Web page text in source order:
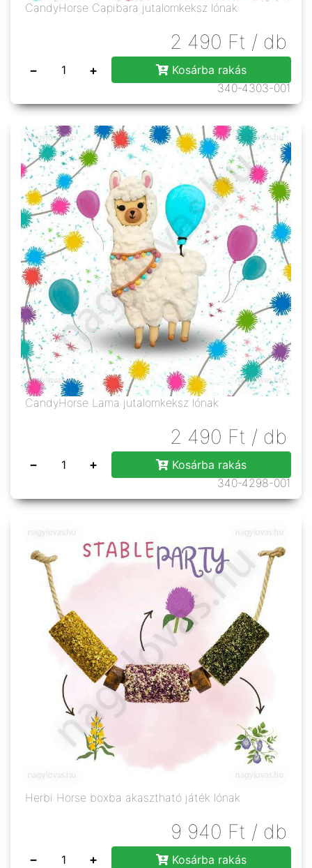
CandyHorse Capibara jutalomkeksz lónak
2 490 Ft / db
− +
Kosárba rakás
340-4303-001
CandyHorse Lama jutalomkeksz lónak
2 490 Ft / db
− +
Kosárba rakás
340-4298-001
Herbi Horse boxba akasztható játék lónak
9 940 Ft / db
− +
Kosárba rakás